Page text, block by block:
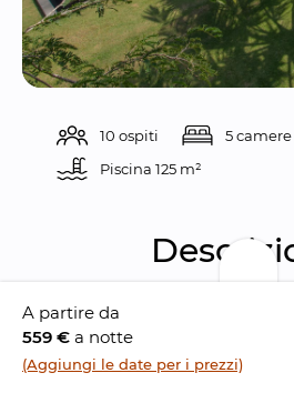
10 ospiti 5 camere
Piscina 125 m²
Villa Samadhana è una
camere da letto con vista
nel tranquillo villaggio
A partire da
559 € a notte
(Aggiungi le date per i prezzi)